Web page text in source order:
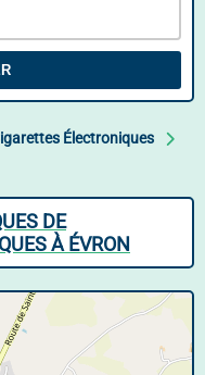
Électroniques
DE
À ÉVRON